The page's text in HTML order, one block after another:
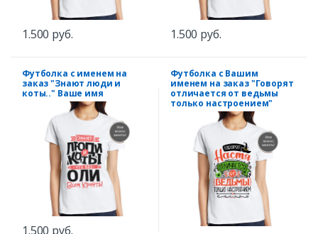
1.500 руб. 1.500 руб.
Футболка с именем на
заказ "Знают люди и
коты.." Ваше имя
1.500 руб.
Футболка с Вашим
именем на заказ "Говорят
отличается от ведьмы
только настроением"